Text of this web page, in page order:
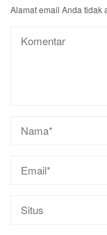
Alamat email Anda tidak